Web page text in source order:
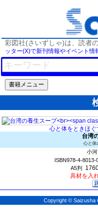
彩図社(さいずしゃ)は、読者
ッター(X)で新刊情報やイベント情
心と体をときほ
台湾
心と体
小
ISBN978-4-8013-
A5判
具材を入
Copyright © Saizusha